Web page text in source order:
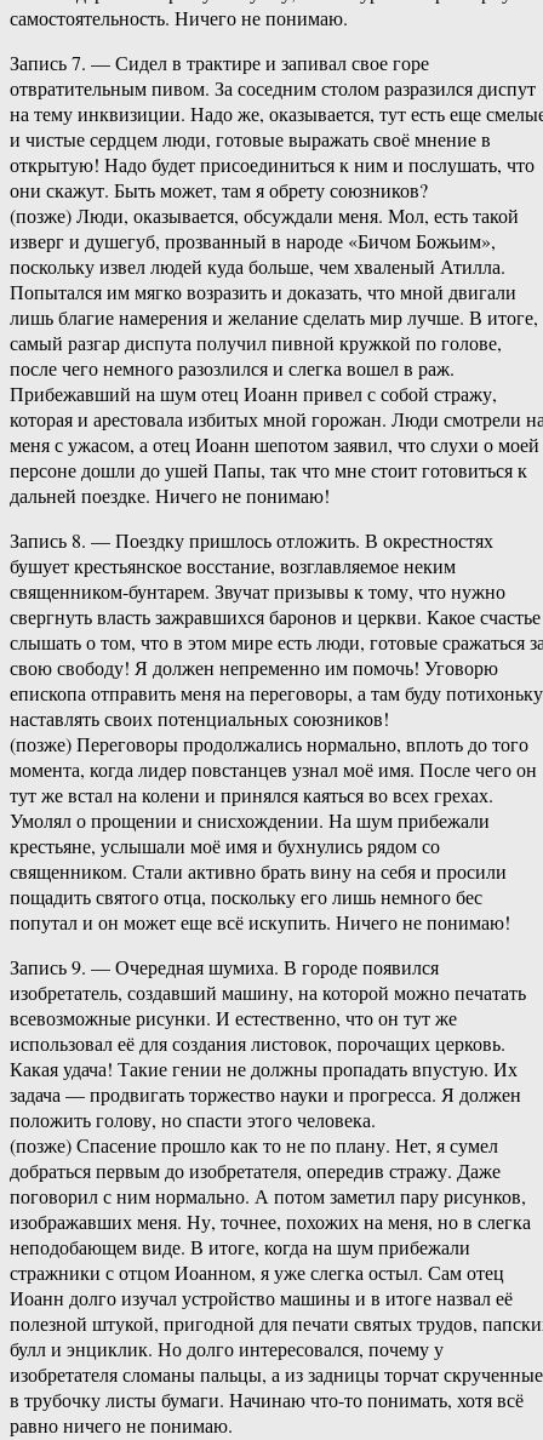
самостоятельность. Ничего не понимаю.
Запись 7. — Сидел в трактире и запивал свое горе
отвратительным пивом. За соседним столом разразился диспут
на тему инквизиции. Надо же, оказывается, тут есть еще
и чистые сердцем люди, готовые выражать своё мнение в
открытую! Надо будет присоединиться к ним и послушать, что
они скажут. Быть может, там я обрету союзников?
(позже) Люди, оказывается, обсуждали меня. Мол, есть такой
изверг и душегуб, прозванный в народе «Бичом Божьим»,
поскольку извел людей куда больше, чем хваленый Атилла.
Попытался им мягко возразить и доказать, что мной двигали
лишь благие намерения и желание сделать мир лучше. В итоге,
самый разгар диспута получил пивной кружкой по голове,
после чего немного разозлился и слегка вошел в раж.
Прибежавший на шум отец Иоанн привел с собой стражу,
которая и арестовала избитых мной горожан. Люди смотрели
меня с ужасом, а отец Иоанн шепотом заявил, что слухи о моей
персоне дошли до ушей Папы, так что мне стоит готовиться к
дальней поездке. Ничего не понимаю!
Запись 8. — Поездку пришлось отложить. В окрестностях
бушует крестьянское восстание, возглавляемое неким
священником-бунтарем. Звучат призывы к тому, что нужно
свергнуть власть зажравшихся баронов и церкви. Какое счастье
слышать о том, что в этом мире есть люди, готовые сражаться
свою свободу! Я должен непременно им помочь! Уговорю
епископа отправить меня на переговоры, а там буду потихоньку
наставлять своих потенциальных союзников!
(позже) Переговоры продолжались нормально, вплоть до того
момента, когда лидер повстанцев узнал моё имя. После чего он
тут же встал на колени и принялся каяться во всех грехах.
Умолял о прощении и снисхождении. На шум прибежали
крестьяне, услышали моё имя и бухнулись рядом со
священником. Стали активно брать вину на себя и просили
пощадить святого отца, поскольку его лишь немного бес
попутал и он может еще всё искупить. Ничего не понимаю!
Запись 9. — Очередная шумиха. В городе появился
изобретатель, создавший машину, на которой можно печатать
всевозможные рисунки. И естественно, что он тут же
использовал её для создания листовок, порочащих церковь.
Какая удача! Такие гении не должны пропадать впустую. Их
задача — продвигать торжество науки и прогресса. Я должен
положить голову, но спасти этого человека.
(позже) Спасение прошло как то не по плану. Нет, я сумел
добраться первым до изобретателя, опередив стражу. Даже
поговорил с ним нормально. А потом заметил пару рисунков,
изображавших меня. Ну, точнее, похожих на меня, но в слегка
неподобающем виде. В итоге, когда на шум прибежали
стражники с отцом Иоанном, я уже слегка остыл. Сам отец
Иоанн долго изучал устройство машины и в итоге назвал её
полезной штукой, пригодной для печати святых трудов,
булл и энциклик. Но долго интересовался, почему у
изобретателя сломаны пальцы, а из задницы торчат скрученные
в трубочку листы бумаги. Начинаю что-то понимать, хотя всё
равно ничего не понимаю.